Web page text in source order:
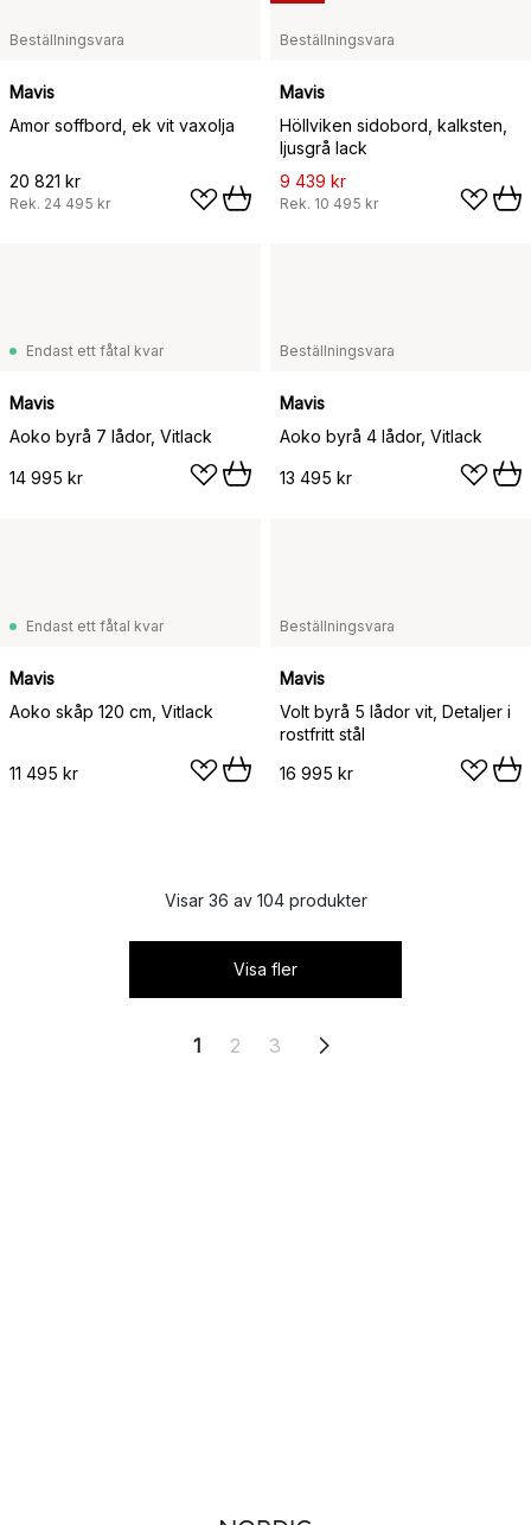
Beställningsvara
Mavis
Amor soffbord, ek vit vaxolja
20 821 kr
Rek. 24 495 kr
Beställningsvara
Mavis
Höllviken sidobord, kalksten,
ljusgrå lack
9 439 kr
Rek. 10 495 kr
Endast ett fåtal kvar
Mavis
Aoko byrå 7 lådor, Vitlack
14 995 kr
Beställningsvara
Mavis
Aoko byrå 4 lådor, Vitlack
13 495 kr
Endast ett fåtal kvar
Mavis
Aoko skåp 120 cm, Vitlack
11 495 kr
Beställningsvara
Mavis
Volt byrå 5 lådor vit, Detaljer i
rostfritt stål
16 995 kr
Visar 36 av 104 produkter
Visa fler
1 2 3